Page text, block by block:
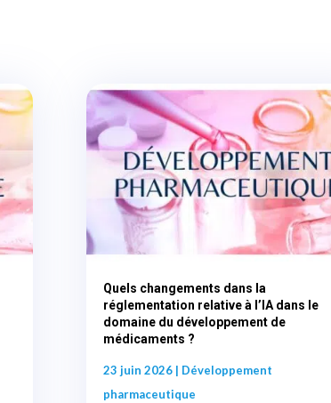
Quels changements dans la
réglementation relative à l’IA dans le
domaine du développement de
médicaments ?
23 juin 2026| Développement
pharmaceutique